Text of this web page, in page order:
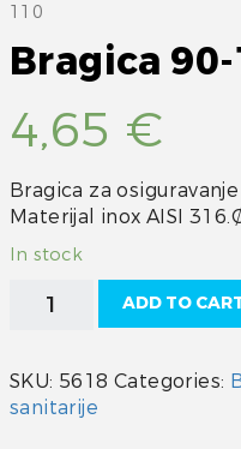
110
Bragica
4,65 €
Bragica za
Materijal inox AISI
In stock
Bragica
quantity
ADD TO
SKU: 5618 Categories:
sanitarije